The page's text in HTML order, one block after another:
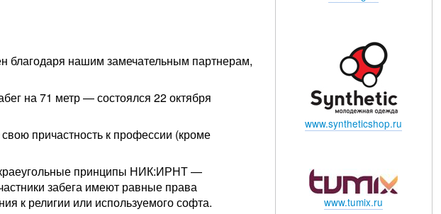
благодаря нашим замечательным партнерам,
на 71 метр — состоялся 22 октября
причастность к профессии (кроме
принципы НИК:ИРНТ —
забега имеют равные права
к религии или используемого софта.
www.syntheticshop.ru
www.tumix.ru